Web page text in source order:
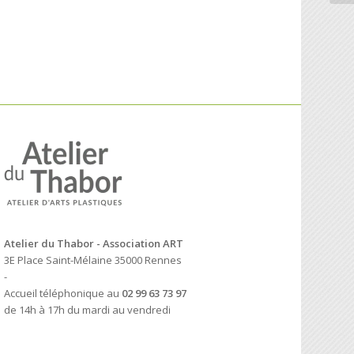
Atelier du Thabor - Association ART
3E Place Saint-Mélaine 35000 Rennes
-
Accueil téléphonique au 02 99 63 73 97
de 14h à 17h du mardi au vendredi